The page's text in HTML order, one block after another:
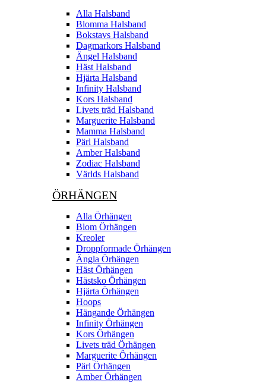
Alla Halsband
Blomma Halsband
Bokstavs Halsband
Dagmarkors Halsband
Ängel Halsband
Häst Halsband
Hjärta Halsband
Infinity Halsband
Kors Halsband
Livets träd Halsband
Marguerite Halsband
Mamma Halsband
Pärl Halsband
Amber Halsband
Zodiac Halsband
Världs Halsband
ÖRHÄNGEN
Alla Örhängen
Blom Örhängen
Kreoler
Droppformade Örhängen
Ängla Örhängen
Häst Örhängen
Hästsko Örhängen
Hjärta Örhängen
Hoops
Hängande Örhängen
Infinity Örhängen
Kors Örhängen
Livets träd Örhängen
Marguerite Ôrhängen
Pärl Örhängen
Amber Örhängen